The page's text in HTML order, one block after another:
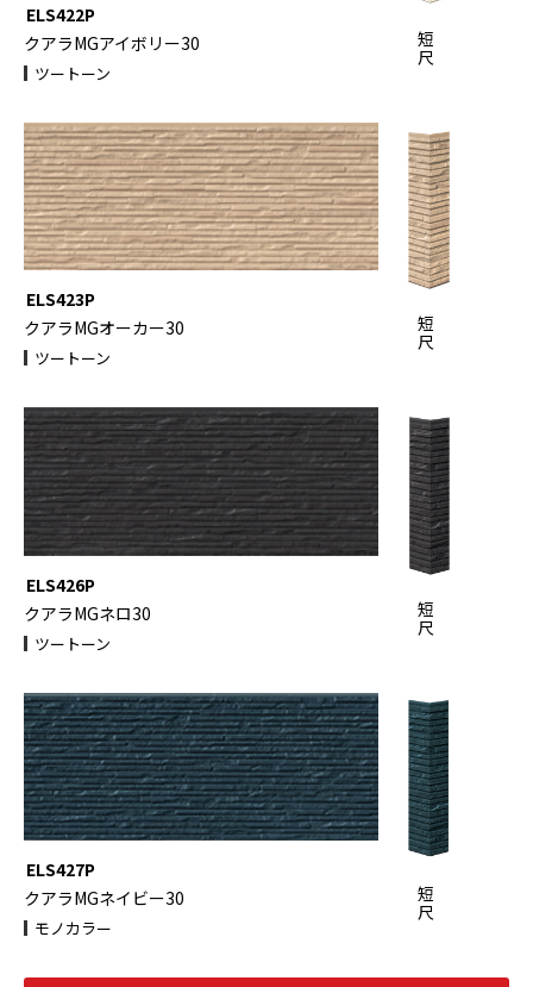
短
尺
ELS422P
クアラMGアイボリー30
ツートーン
短
尺
ELS423P
クアラMGオーカー30
ツートーン
短
尺
ELS426P
クアラMGネロ30
ツートーン
短
尺
ELS427P
クアラMGネイビー30
モノカラー